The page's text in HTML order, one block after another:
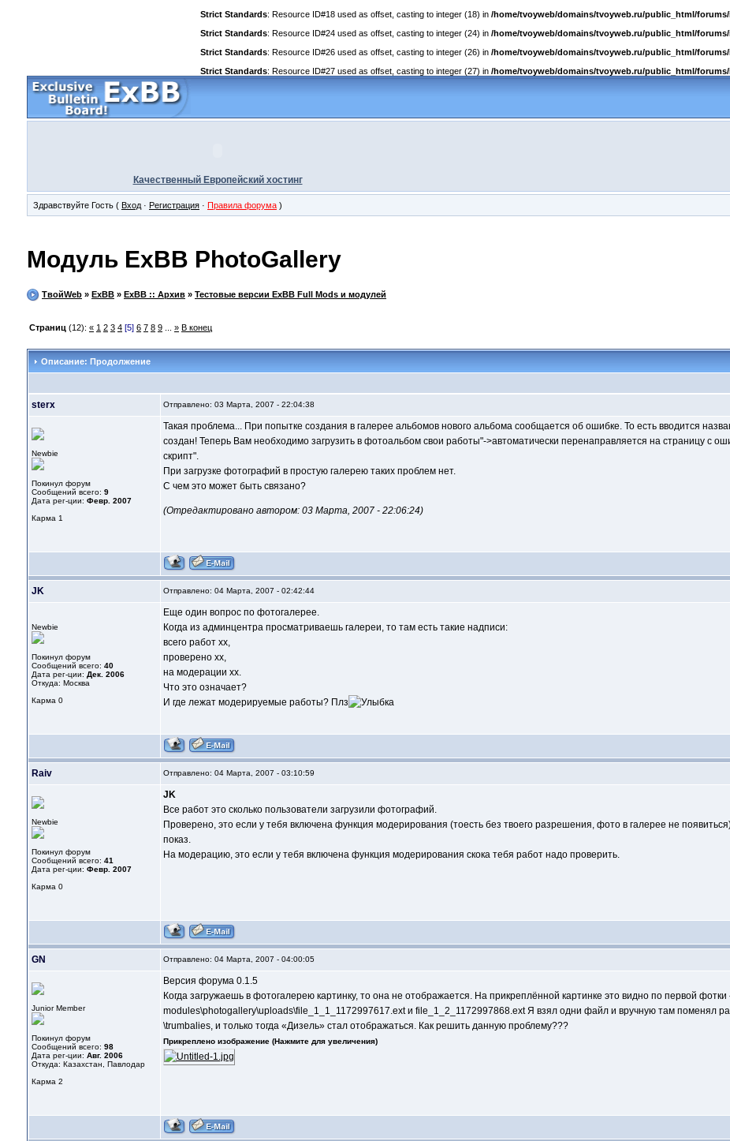
Strict Standards: Resource ID#18 used as offset, casting to integer (18) in /home/tvoyweb/domains/tvoyweb.ru/public_html/
Strict Standards: Resource ID#24 used as offset, casting to integer (24) in /home/tvoyweb/domains/tvoyweb.ru/public_html/
Strict Standards: Resource ID#26 used as offset, casting to integer (26) in /home/tvoyweb/domains/tvoyweb.ru/public_html/
Strict Standards: Resource ID#27 used as offset, casting to integer (27) in /home/tvoyweb/domains/tvoyweb.ru/public_html/
Качественный Европейский хостинг
Здравствуйте Гость ( Вход · Регистрация · Правила форума )
Модуль ExBB PhotoGallery
ТвойWeb » ExBB » ExBB :: Архив » Тестовые версии ExBB Full Mods и модулей
Страниц (12): « 1 2 3 4 [5] 6 7 8 9 » В конец
Описание: Продолжение
sterx Отправлено: 03 Марта, 2007 - 22:04:38
Newbie
Покинул форум
Сообщений всего: 9
Дата рег-ции: Февр. 2007
Карма 1
Такая проблема... При попытке создания в галерее альбомов нового альбома сообщается об ошибке. То есть вводится
создан! Теперь Вам необходимо загрузить в фотоальбом свои работы"->автоматически перенаправляется на страницу с
скрипт".
При загрузке фотографий в простую галерею таких проблем нет.
С чем это может быть связано?
(Отредактировано автором: 03 Марта, 2007 - 22:06:24)
JK Отправлено: 04 Марта, 2007 - 02:42:44
Newbie
Покинул форум
Сообщений всего: 40
Дата рег-ции: Дек. 2006
Откуда: Москва
Карма 0
Еще один вопрос по фотогалерее.
Когда из админцентра просматриваешь галереи, то там есть такие надписи:
всего работ хх,
проверено хх,
на модерации хх.
Что это означает?
И где лежат модерируемые работы? Плз
Raiv Отправлено: 04 Марта, 2007 - 03:10:59
Newbie
Покинул форум
Сообщений всего: 41
Дата рег-ции: Февр. 2007
Карма 0
JK
Все работ это сколько пользователи загрузили фотографий.
Проверено, это если у тебя включена функция модерирования (тоесть без твоего разрешения, фото в галерее не
показ.
На модерацию, это если у тебя включена функция модерирования скока тебя работ надо проверить.
GN Отправлено: 04 Марта, 2007 - 04:00:05
Junior Member
Покинул форум
Сообщений всего: 98
Дата рег-ции: Авг. 2006
Откуда: Казахстан, Павлодар
Карма 2
Версия форума 0.1.5
Когда загружаешь в фотогалерею картинку, то она не отображается. На прикреплённой картинке это видно по первой
modules\photogallery\uploads\file_1_1_1172997617.ext и file_1_2_1172997868.ext Я взял одни файл и вручную там поменял
\trumbalies, и только тогда «Дизель» стал отображаться. Как решить данную проблему???
Прикреплено изображение (Нажмите для увеличения)